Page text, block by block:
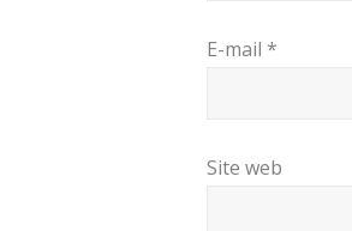
E-mail *
Site web